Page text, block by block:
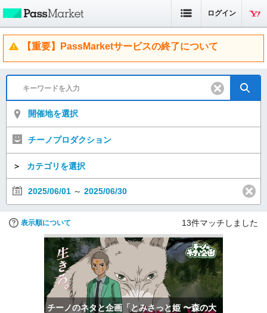
ログイン
【重要】PassMarketサービスの終了について
開催地を選択
チーノプロダクション
＞ カテゴリを選択
2025/06/01 ～ 2025/06/30
表示順について 13件マッチしました
チーノのネタと企画「とみさっと姫 〜森の大